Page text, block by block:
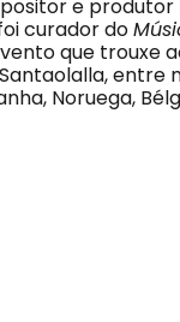
e produtor
curador do
que trouxe
entre
Noruega,